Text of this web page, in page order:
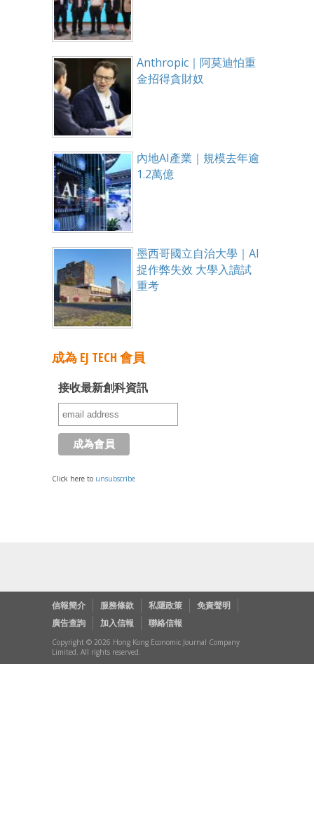
Anthropic｜阿莫迪怕重
金招得貪財奴
內地AI產業｜規模去年逾
1.2萬億
墨西哥國立自治大學｜AI
捉作弊失效 大學入讀試
重考
成為 EJ TECH 會員
接收最新創科資訊
Click here to unsubscribe
信報簡介 服務條款 私隱政策
免責聲明
廣告查詢
加入信報 聯絡信報
Copyright © 2026 Hong Kong Economic Journal Company
Limited. All rights reserved.